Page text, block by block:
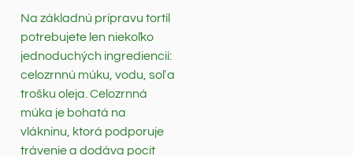
Na základnú prípravu tortíl
potrebujete len niekoľko
jednoduchých ingrediencií:
celozrnnú múku, vodu, soľ a
trošku oleja. Celozrnná
múka je bohatá na
vlákninu, ktorá podporuje
trávenie a dodáva pocit